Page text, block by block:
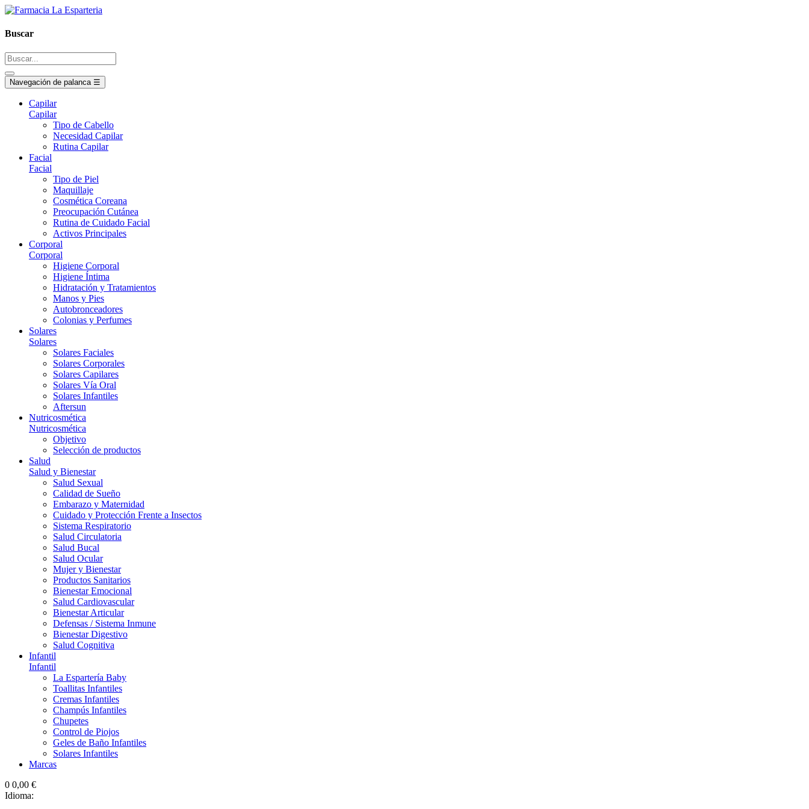
Buscar
Navegación de palanca ☰
Capilar
Capilar
Tipo de Cabello
Necesidad Capilar
Rutina Capilar
Facial
Facial
Tipo de Piel
Maquillaje
Cosmética Coreana
Preocupación Cutánea
Rutina de Cuidado Facial
Activos Principales
Corporal
Corporal
Higiene Corporal
Higiene Íntima
Hidratación y Tratamientos
Manos y Pies
Autobronceadores
Colonias y Perfumes
Solares
Solares
Solares Faciales
Solares Corporales
Solares Capilares
Solares Vía Oral
Solares Infantiles
Aftersun
Nutricosmética
Nutricosmética
Objetivo
Selección de productos
Salud
Salud y Bienestar
Salud Sexual
Calidad de Sueño
Embarazo y Maternidad
Cuidado y Protección Frente a Insectos
Sistema Respiratorio
Salud Circulatoria
Salud Bucal
Salud Ocular
Mujer y Bienestar
Productos Sanitarios
Bienestar Emocional
Salud Cardiovascular
Bienestar Articular
Defensas / Sistema Inmune
Bienestar Digestivo
Salud Cognitiva
Infantil
Infantil
La Espartería Baby
Toallitas Infantiles
Cremas Infantiles
Champús Infantiles
Chupetes
Control de Piojos
Geles de Baño Infantiles
Solares Infantiles
Marcas
0 0,00 €
Idioma: